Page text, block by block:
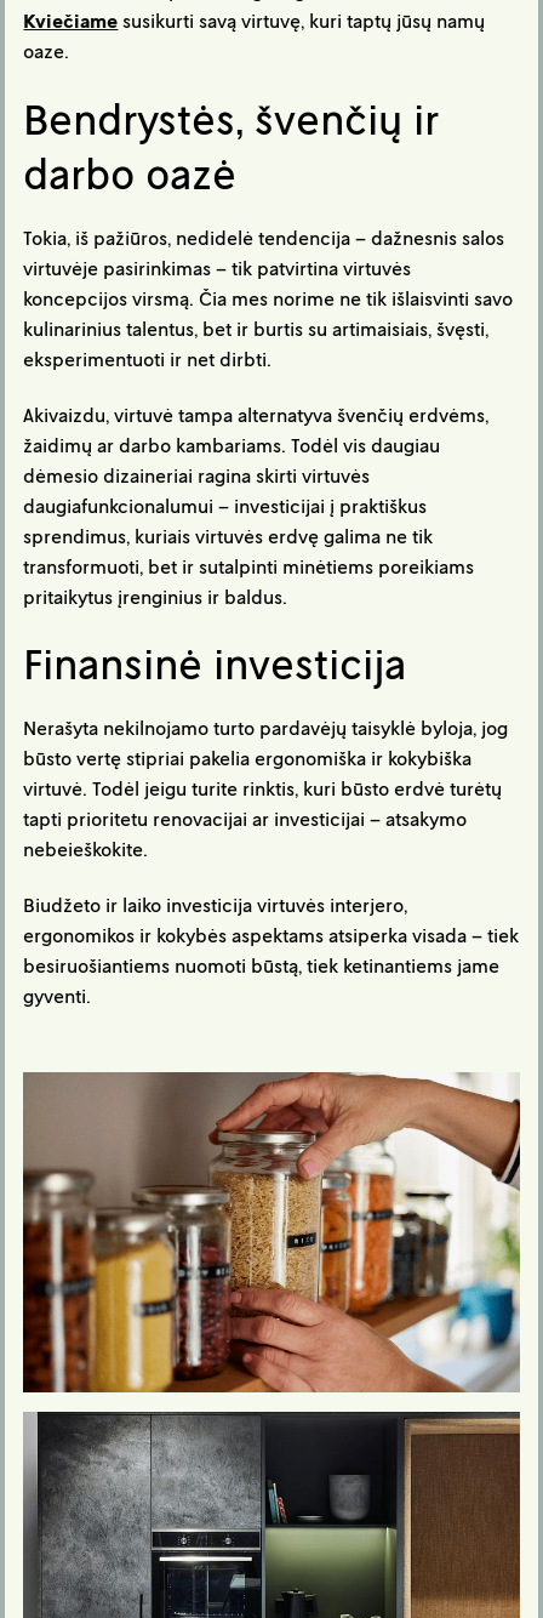
Kviečiame susikurti savą virtuvę, kuri taptų jūsų namų
oaze.
Bendrystės, švenčių ir
darbo oazė
Tokia, iš pažiūros, nedidelė tendencija – dažnesnis salos
virtuvėje pasirinkimas – tik patvirtina virtuvės
koncepcijos virsmą. Čia mes norime ne tik išlaisvinti savo
kulinarinius talentus, bet ir burtis su artimaisiais, švęsti,
eksperimentuoti ir net dirbti.
Akivaizdu, virtuvė tampa alternatyva švenčių erdvėms,
žaidimų ar darbo kambariams. Todėl vis daugiau
dėmesio dizaineriai ragina skirti virtuvės
daugiafunkcionalumui – investicijai į praktiškus
sprendimus, kuriais virtuvės erdvę galima ne tik
transformuoti, bet ir sutalpinti minėtiems poreikiams
pritaikytus įrenginius ir baldus.
Finansinė investicija
Nerašyta nekilnojamo turto pardavėjų taisyklė byloja, jog
būsto vertę stipriai pakelia ergonomiška ir kokybiška
virtuvė. Todėl jeigu turite rinktis, kuri būsto erdvė turėtų
tapti prioritetu renovacijai ar investicijai – atsakymo
nebeieškokite.
Biudžeto ir laiko investicija virtuvės interjero,
ergonomikos ir kokybės aspektams atsiperka visada – tiek
besiruošiantiems nuomoti būstą, tiek ketinantiems jame
gyventi.